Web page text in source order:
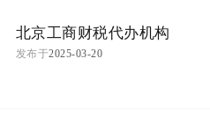
北京工商财税代办机构
发布于2025-03-20